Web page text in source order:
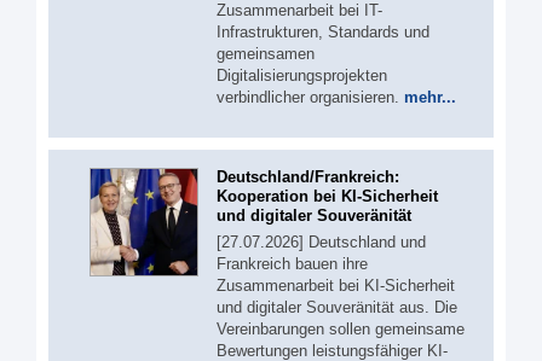
Zusammenarbeit bei IT-
Infrastrukturen, Standards und
gemeinsamen
Digitalisierungsprojekten
verbindlicher organisieren. mehr...
Deutschland/Frankreich:
Kooperation bei KI-Sicherheit
und digitaler Souveränität
[27.07.2026] Deutschland und
Frankreich bauen ihre
Zusammenarbeit bei KI-Sicherheit
und digitaler Souveränität aus. Die
Vereinbarungen sollen gemeinsame
Bewertungen leistungsfähiger KI-